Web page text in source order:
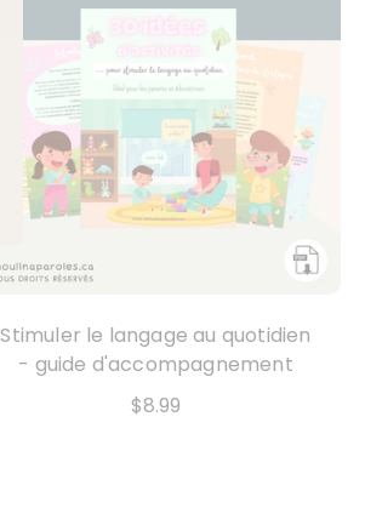
Stimuler le langage au quotidien
- guide d'accompagnement
$8.99